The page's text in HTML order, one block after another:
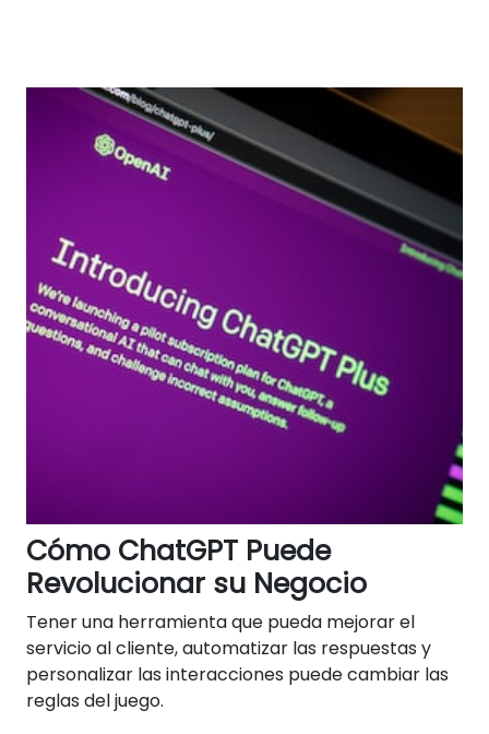
Cómo ChatGPT Puede
Revolucionar su Negocio
Tener una herramienta que pueda mejorar el
servicio al cliente, automatizar las respuestas y
personalizar las interacciones puede cambiar las
reglas del juego.